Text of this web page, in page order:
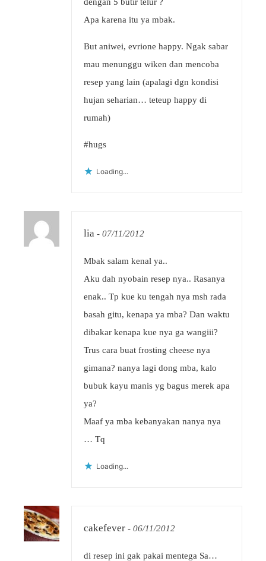
Apa karena itu ya mbak.
But aniwei, evrione happy. Ngak sabar
mau menunggu wiken dan mencoba
resep yang lain (apalagi dgn kondisi
hujan seharian… teteup happy di
rumah)
#hugs
Loading...
lia - 07/11/2012
Mbak salam kenal ya..
Aku dah nyobain resep nya.. Rasanya
enak.. Tp kue ku tengah nya msh rada
basah gitu, kenapa ya mba? Dan waktu
dibakar kenapa kue nya ga wangiii?
Trus cara buat frosting cheese nya
gimana? nanya lagi dong mba, kalo
bubuk kayu manis yg bagus merek apa
ya?
Maaf ya mba kebanyakan nanya nya
… Tq
Loading...
cakefever - 06/11/2012
di resep ini gak pakai mentega Sa…